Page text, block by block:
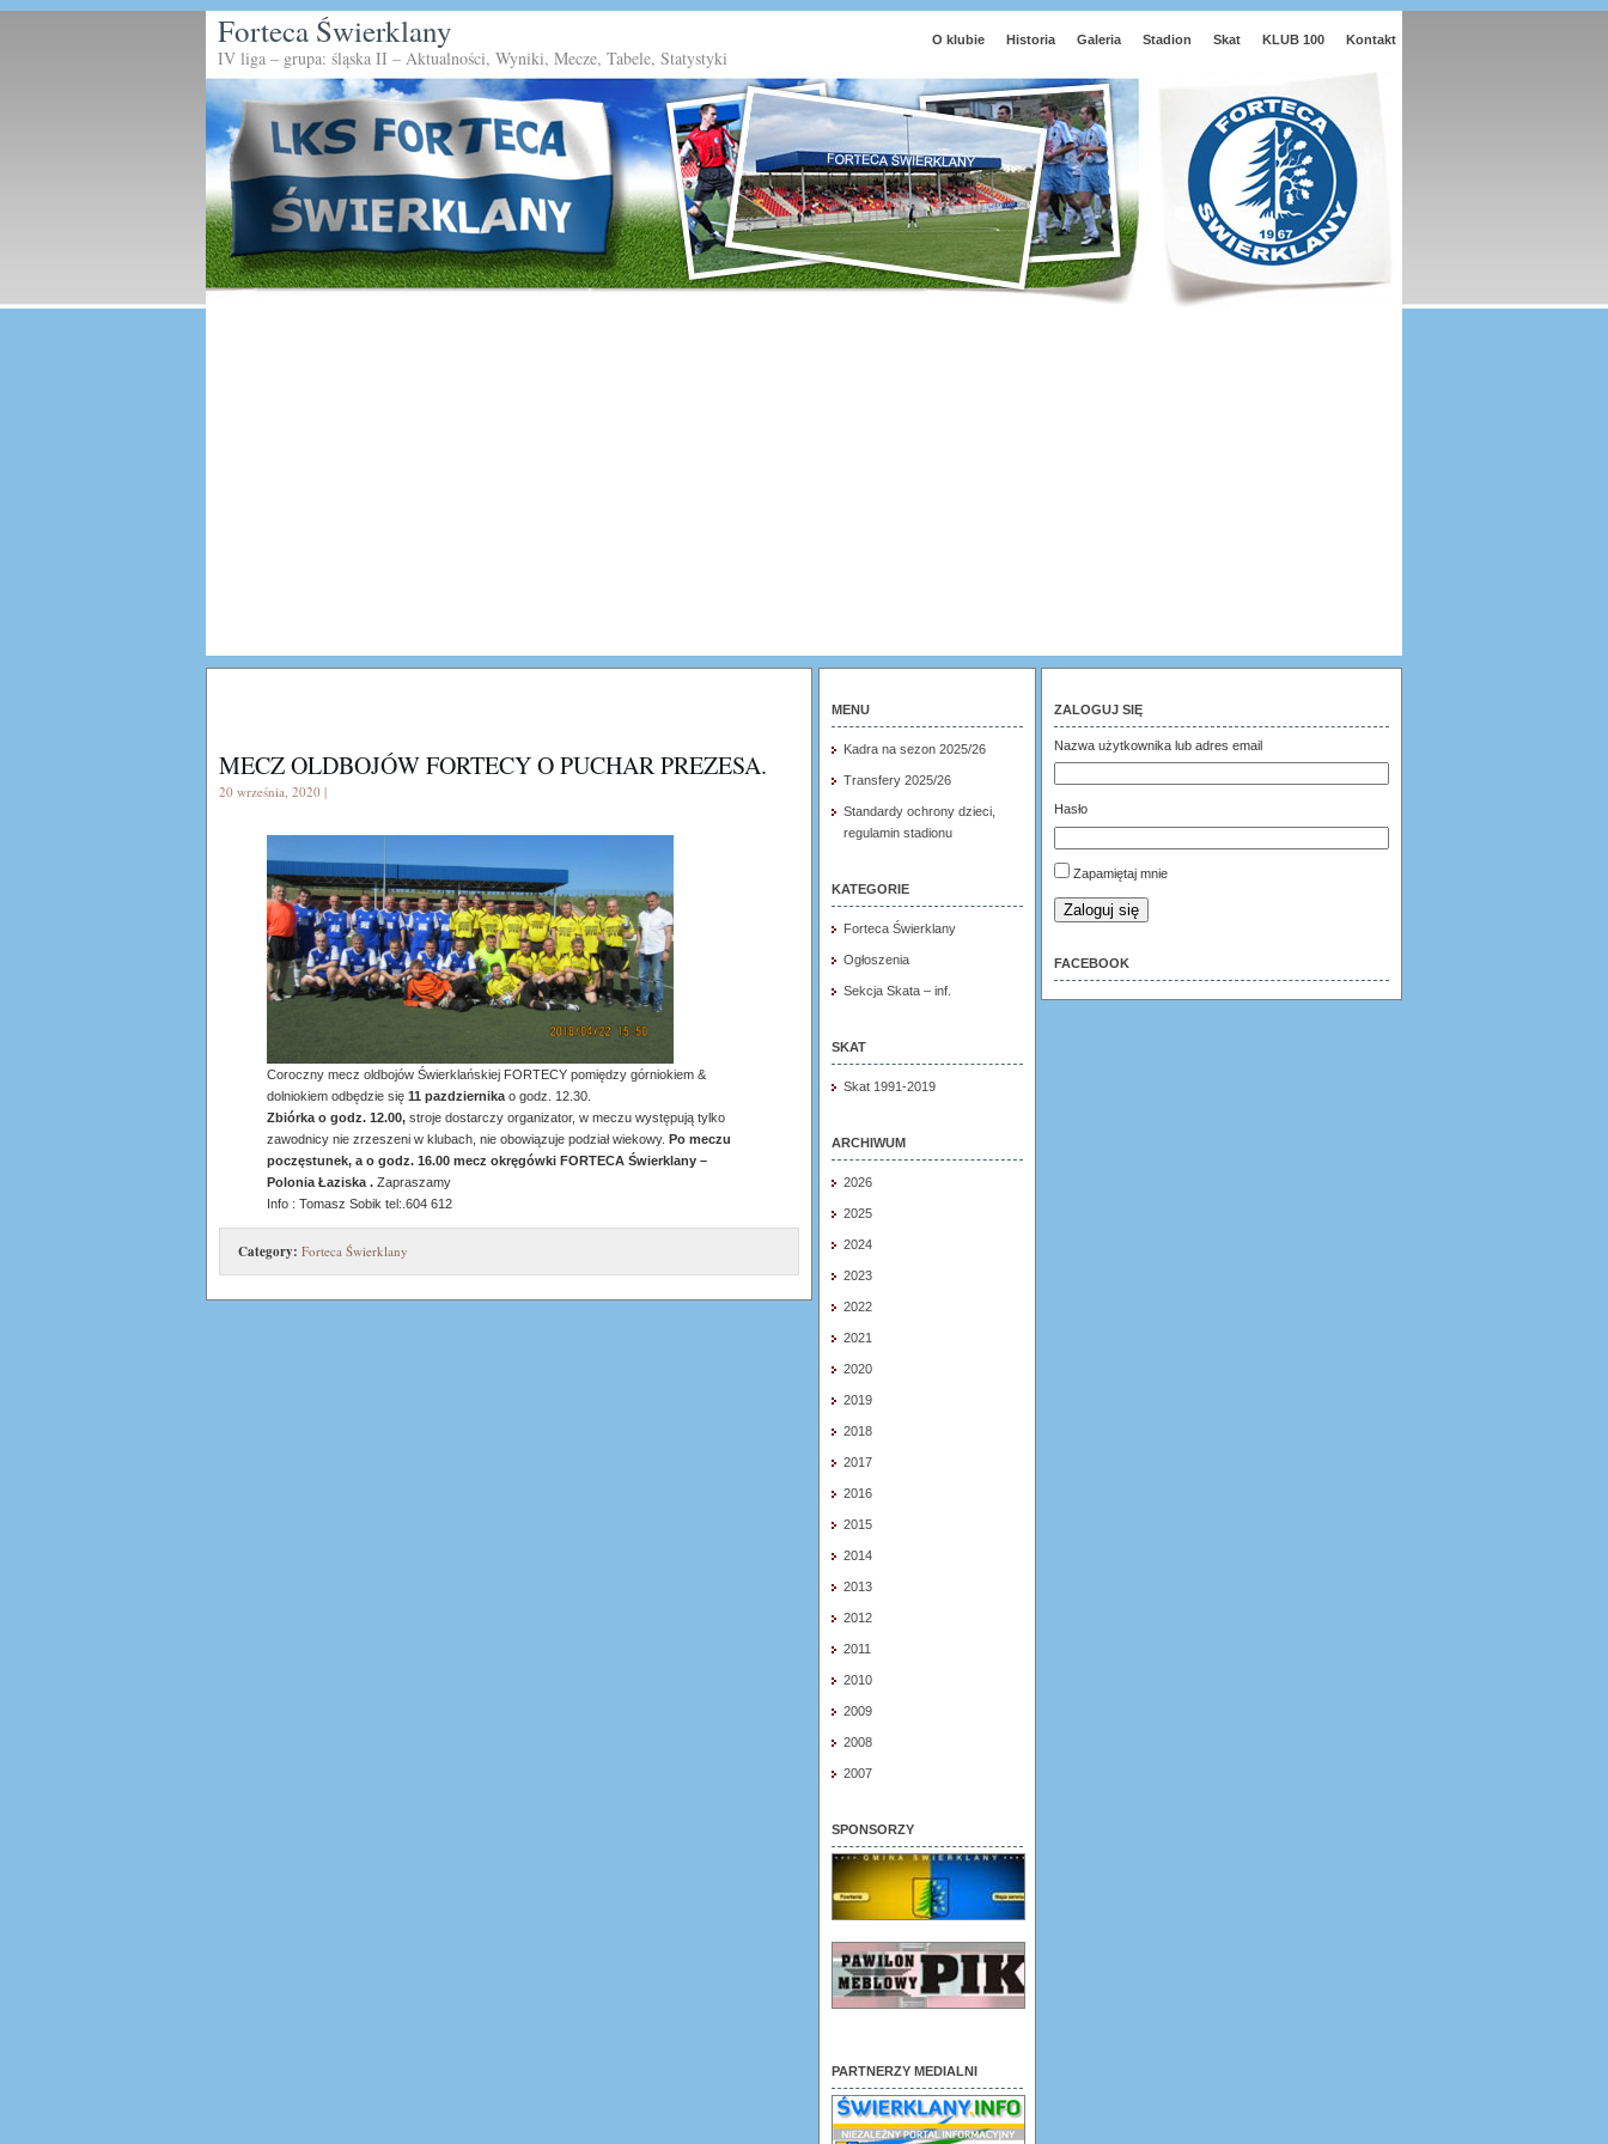
O klubie Historia Galeria Stadion Skat KLUB 100 Kontakt
Forteca Świerklany
IV liga – grupa: śląska II – Aktualności, Wyniki, Mecze, Tabele, Statystyki
MECZ OLDBOJÓW FORTECY O PUCHAR PREZESA.
20 września, 2020 |
Coroczny mecz oldbojów Świerklańskiej FORTECY pomiędzy górniokiem &
dolniokiem odbędzie się 11 pazdziernika o godz. 12.30.
Zbiórka o godz. 12.00, stroje dostarczy organizator, w meczu występują tylko
zawodnicy nie zrzeszeni w klubach, nie obowiązuje podział wiekowy. Po meczu
poczęstunek, a o godz. 16.00 mecz okręgówki FORTECA Świerklany –
Polonia Łaziska . Zapraszamy
Info : Tomasz Sobik tel:.604 612
Category: Forteca Świerklany
MENU
Kadra na sezon 2025/26
Transfery 2025/26
Standardy ochrony dzieci,
regulamin stadionu
KATEGORIE
Forteca Świerklany
Ogłoszenia
Sekcja Skata – inf.
SKAT
Skat 1991-2019
ARCHIWUM
2026
2025
2024
2023
2022
2021
2020
2019
2018
2017
2016
2015
2014
2013
2012
2011
2010
2009
2008
2007
SPONSORZY
PARTNERZY MEDIALNI
ZALOGUJ SIĘ
Nazwa użytkownika lub adres email
Hasło
Zapamiętaj mnie
Zaloguj się
FACEBOOK